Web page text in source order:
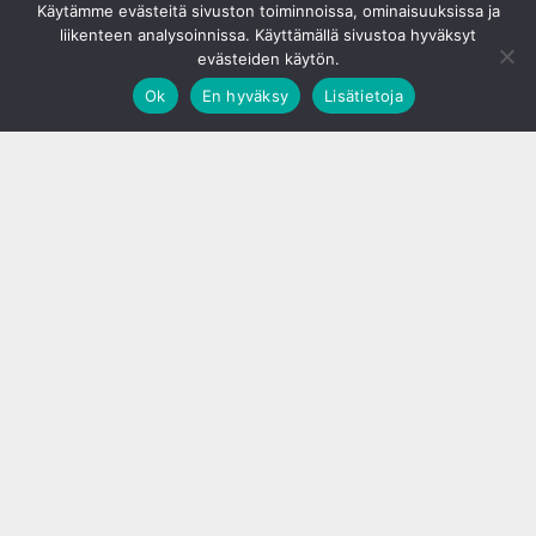
Käytämme evästeitä sivuston toiminnoissa, ominaisuuksissa ja
liikenteen analysoinnissa. Käyttämällä sivustoa hyväksyt
evästeiden käytön.
Ok
En hyväksy Lisätietoja